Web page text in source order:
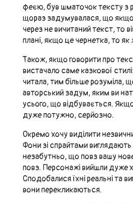
феєю, був шматочок тексту з
щораз задумувалася, що якщо
через не вичитаний текст, то
плані, якщо це чернетка, то як
Також, якщо говорити про
вистачало саме казкової
читала, тим більше розуміла,
авторський задум, яким ви
усього, що відбувається.
дуже потужно, серйозно.
Окремо хочу виділити
Фони зі спрайтами виглядають
незабутньо, що повз вашу
повз. Персонажі вийшли дуже
Сподобалися їхні реальні та
вони перекликаються.